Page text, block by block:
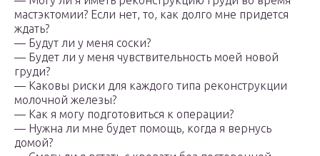
мастэктомии? Если нет, то, как долго мне придется
ждать?
— Будут ли у меня соски?
— Будет ли у меня чувствительность моей новой
груди?
— Каковы риски для каждого типа реконструкции
молочной железы?
— Как я могу подготовиться к операции?
— Нужна ли мне будет помощь, когда я вернусь
домой?